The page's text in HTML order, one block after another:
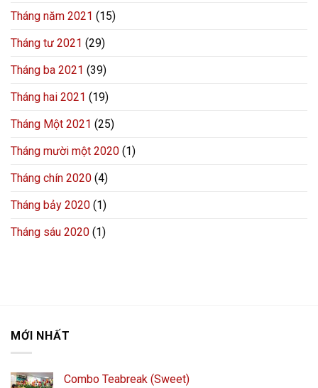
Tháng năm 2021 (15)
Tháng tư 2021 (29)
Tháng ba 2021 (39)
Tháng hai 2021 (19)
Tháng Một 2021 (25)
Tháng mười một 2020 (1)
Tháng chín 2020 (4)
Tháng bảy 2020 (1)
Tháng sáu 2020 (1)
MỚI NHẤT
Combo Teabreak (Sweet)